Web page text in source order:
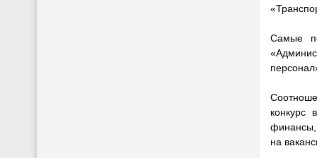
Самые
конкурс
финансы,
на